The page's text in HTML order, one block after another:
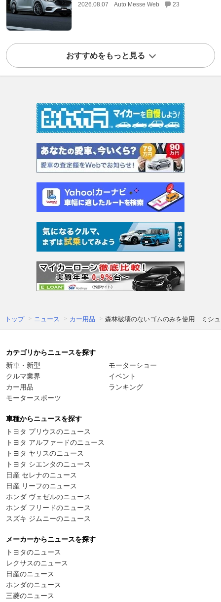
2026.08.07 Auto Messe Web 23
おすすめをもっと見る
トップ ニュース カー用品 森林破壊のないゴムのみを使用 ミシ
カテゴリからニュースを探す
新車・新型
クルマ業界
カー用品
モータースポーツ
モーターショー
イベント
ランキング
車種からニュースを探す
トヨタ プリウスのニュース
トヨタ アルファードのニュース
トヨタ ヤリスのニュース
トヨタ シエンタのニュース
日産 セレナのニュース
日産 リーフのニュース
ホンダ ヴェゼルのニュース
ホンダ フリードのニュース
スズキ ジムニーのニュース
メーカーからニュースを探す
トヨタのニュース
レクサスのニュース
日産のニュース
ホンダのニュース
三菱のニュース